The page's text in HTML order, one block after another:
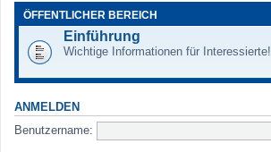
ÖFFENTLICHER BEREICH
Einführung
Wichtige Informationen für Interessierte!
ANMELDEN
Benutzername: